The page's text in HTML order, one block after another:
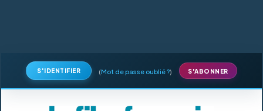
S'IDENTIFIER (Mot de passe oublié ?) S'ABONNER